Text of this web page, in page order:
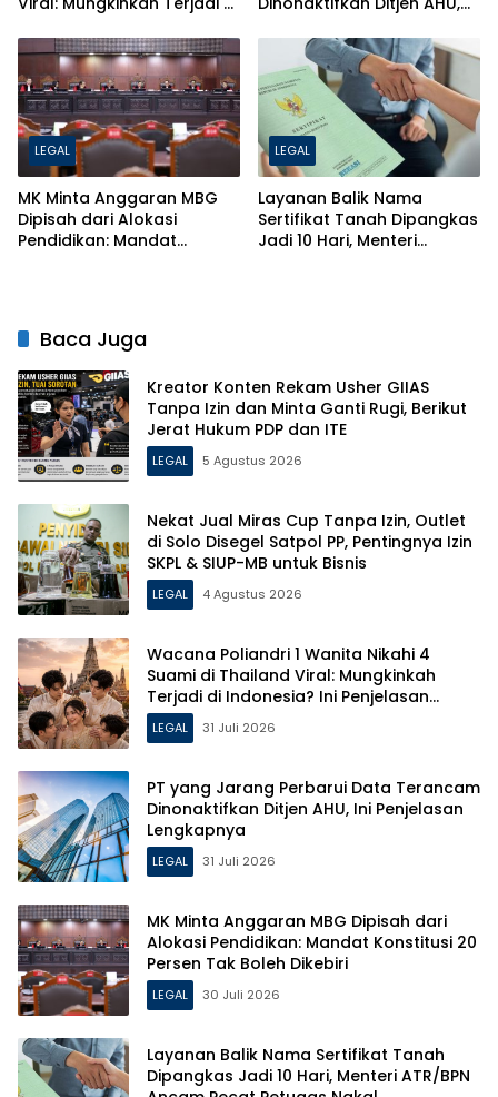
Hukumnya!
LEGAL
MK Minta Anggaran MBG
Dipisah dari Alokasi
Pendidikan: Mandat
LEGAL
Layanan Balik Nama
Sertifikat Tanah Dipangkas
Jadi 10 Hari, Menteri
Baca Juga
Kreator Konten Rekam Usher GIIAS
Tanpa Izin dan Minta Ganti Rugi, Berikut
Jerat Hukum PDP dan ITE
LEGAL 5 Agustus 2026
Nekat Jual Miras Cup Tanpa Izin, Outlet
di Solo Disegel Satpol PP, Pentingnya Izin
SKPL & SIUP-MB untuk Bisnis
LEGAL 4 Agustus 2026
Wacana Poliandri 1 Wanita Nikahi 4
Suami di Thailand Viral: Mungkinkah
Terjadi di Indonesia? Ini Penjelasan
Hukumnya!
LEGAL 31 Juli 2026
PT yang Jarang Perbarui Data Terancam
Dinonaktifkan Ditjen AHU, Ini Penjelasan
Lengkapnya
LEGAL 31 Juli 2026
MK Minta Anggaran MBG Dipisah dari
Alokasi Pendidikan: Mandat Konstitusi 20
Persen Tak Boleh Dikebiri
LEGAL 30 Juli 2026
Layanan Balik Nama Sertifikat Tanah
Dipangkas Jadi 10 Hari, Menteri ATR/BPN